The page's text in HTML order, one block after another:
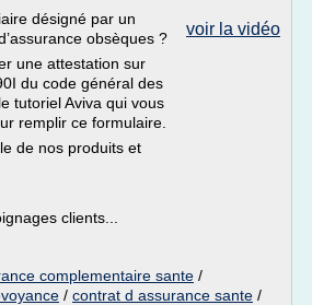
voir la vidéo
désigné par un
obsèques ?
une attestation sur
du code général des
tutoriel Aviva qui vous
remplir ce formulaire.
de nos produits et
clients...
complementaire sante /
/ contrat d assurance sante /